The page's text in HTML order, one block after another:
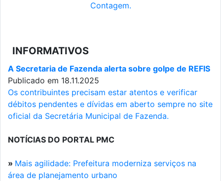
Contagem.
INFORMATIVOS
A Secretaria de Fazenda alerta sobre golpe de REFIS
Publicado em 18.11.2025
Os contribuintes precisam estar atentos e verificar
débitos pendentes e dívidas em aberto sempre no site
oficial da Secretária Municipal de Fazenda.
NOTÍCIAS DO PORTAL PMC
» Mais agilidade: Prefeitura moderniza serviços na
área de planejamento urbano